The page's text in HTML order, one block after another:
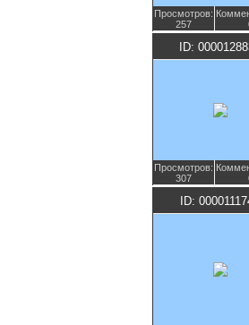
Просмотров:
257
ID:
Просмотров:
307
ID: